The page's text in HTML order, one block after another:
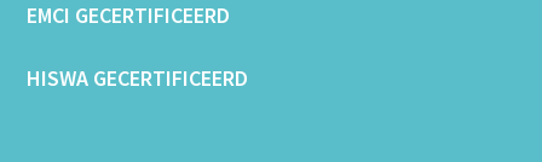
EMCI GECERTIFICEERD
HISWA GECERTIFICEERD